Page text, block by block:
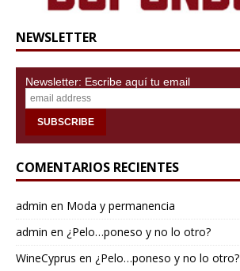
NEWSLETTER
Newsletter: Escribe aquí tu email
COMENTARIOS RECIENTES
admin en Moda y permanencia
admin en ¿Pelo…poneso y no lo otro?
WineCyprus en ¿Pelo…poneso y no lo otro?